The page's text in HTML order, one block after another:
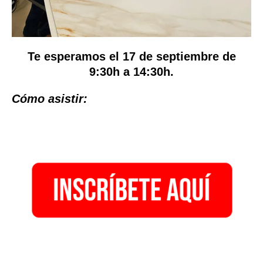
Te esperamos el 17 de septiembre de
9:30h a 14:30h.
Cómo asistir: